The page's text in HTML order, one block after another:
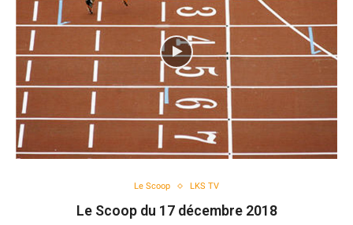
Le Scoop LKS TV
Le Scoop du 17 décembre 2018